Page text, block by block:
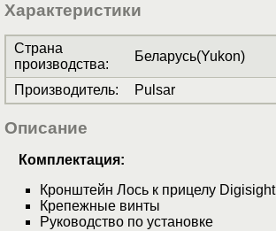
Характеристики
Страна
производства:
Беларусь(Yukon)
Производитель: Pulsar
Описание
Комплектация:
Кронштейн Лось к прицелу Digisight
Крепежные винты
Руководство по установке